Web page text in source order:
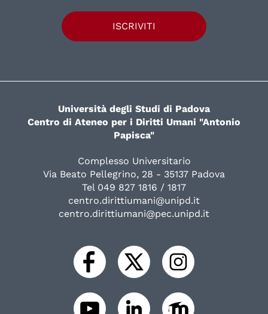
ISCRIVITI
Università degli Studi di Padova
Centro di Ateneo per i Diritti Umani "Antonio
Papisca"
Complesso Universitario
Via Beato Pellegrino, 28 - 35137 Padova
Tel 049 827 1816 / 1817
centro.dirittiumani@unipd.it
centro.dirittiumani@pec.unipd.it